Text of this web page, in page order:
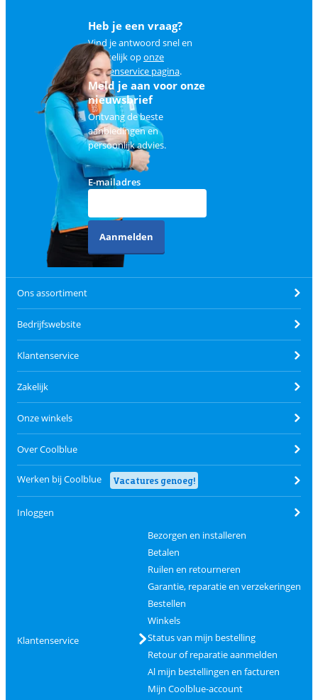
Heb je een vraag?
Vind je antwoord snel en
makkelijk oponze
klantenservice pagina.
Meld je aan voor onze
nieuwsbrief
Ontvang de beste
aanbiedingen en
persoonlijk advies.
E-mailadres
Aanmelden
Ons assortiment
Bedrijfswebsite
Klantenservice
Zakelijk
Onze winkels
Over Coolblue
Werken bij Coolblue Vacatures genoeg!
Inloggen
Klantenservice
Bezorgen en installeren
Betalen
Ruilen en retourneren
Garantie, reparatie en verzekeringen
Bestellen
Winkels
Status van mijn bestelling
Retour of reparatie aanmelden
Al mijn bestellingen en facturen
Mijn Coolblue-account